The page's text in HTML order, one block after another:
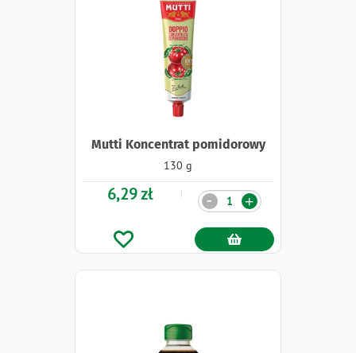
Mutti Koncentrat pomidorowy
130 g
6,29 zł Ilość +
-